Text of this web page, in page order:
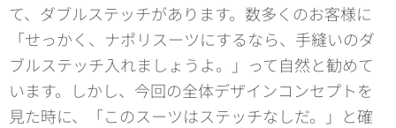
て、ダブルステッチがあります。数多くのお客様に
「せっかく、ナポリスーツにするなら、手縫いのダ
ブルステッチ入れましょうよ。」って自然と勧めて
います。しかし、今回の全体デザインコンセプトを
見た時に、「このスーツはステッチなしだ。」と確